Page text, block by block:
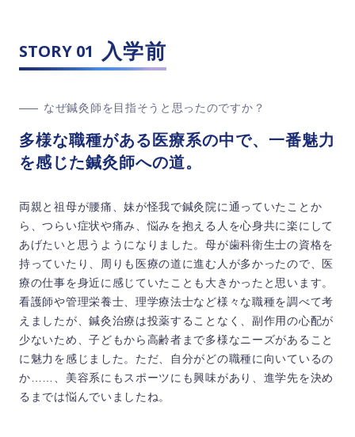
STORY 01 入学前
なぜ鍼灸師を目指そうと思ったのですか？
多様な職種がある医療系の中で、一番魅力
を感じた鍼灸師への道。
両親と祖母が腰痛、妹が怪我で鍼灸院に通っていたことか
ら、つらい症状や痛み、悩みを抱える人を心身共に楽にして
あげたいと思うようになりました。母が歯科衛生士の資格を
持っていたり、周りも医療の道に進む人が多かったので、医
療の仕事を身近に感じていたことも大きかったと思います。
看護師や管理栄養士、理学療法士など様々な職種を調べて考
えましたが、鍼灸治療は投薬することなく、副作用の心配が
少ないため、子どもから高齢者まで多様なニーズがあること
に魅力を感じました。ただ、自分がどの職種に向いているの
か……、美容系にもスポーツにも興味があり、進学先を決め
るまでは悩んでいましたね。